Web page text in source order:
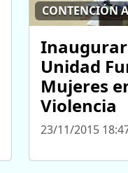
CONTENCIÓN
Unidad
Mujeres
Violencia
23/11/2015